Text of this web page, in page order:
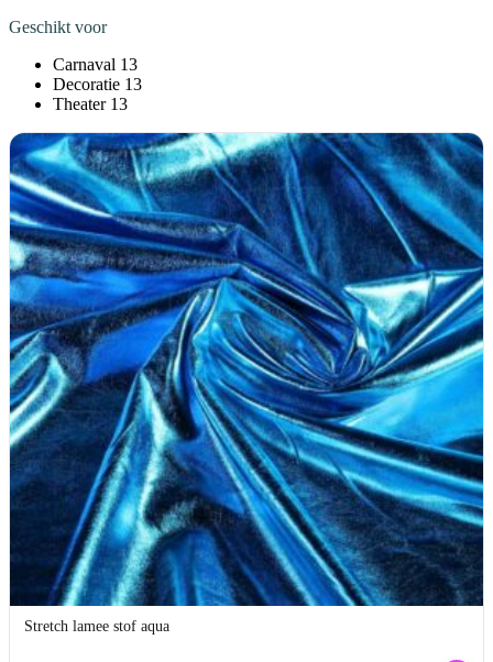
Geschikt voor
Carnaval 13
Decoratie 13
Theater 13
Stretch lamee stof aqua